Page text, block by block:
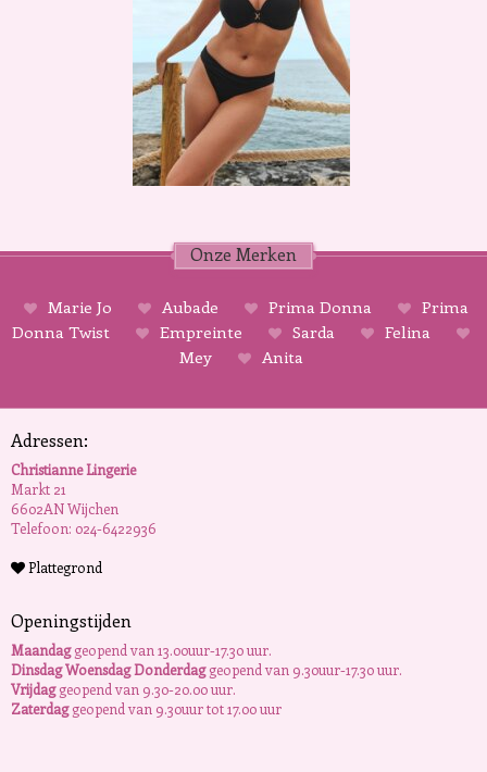
Onze Merken
Marie Jo Aubade Prima Donna
Prima
Donna Twist
Empreinte Sarda
Felina
Mey
Anita
Adressen:
Christianne Lingerie
Markt 21
6602AN Wijchen
Telefoon: 024-6422936
Plattegrond
Openingstijden
Maandaggeopend van 13.00uur-17.30 uur.
Dinsdag Woensdag Donderdaggeopend van 9.30uur-17.30 uur.
Vrijdaggeopend van 9.30-20.00 uur.
Zaterdaggeopend van 9.30uur tot 17.00 uur